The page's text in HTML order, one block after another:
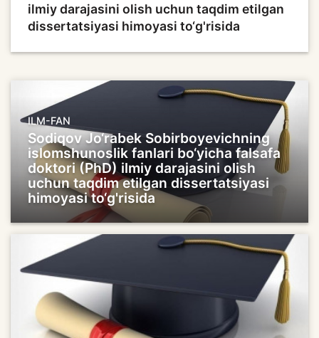
ilmiy darajasini olish uchun taqdim etilgan
dissertatsiyasi himoyasi to‘g'risida
ILM-FAN
Sodiqov Jo‘rabek Sobirboyevichning
islomshunoslik fanlari bo‘yicha falsafa
doktori (PhD) ilmiy darajasini olish
uchun taqdim etilgan dissertatsiyasi
himoyasi to‘g'risida